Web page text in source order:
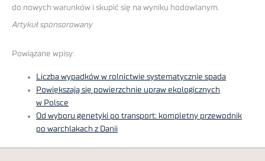
do nowych warunków i skupić się na wyniku hodowlanym.
Artykuł sponsorowany
Powiązane wpisy:
Liczba wypadków w rolnictwie systematycznie spada
Powiększają się powierzchnie upraw ekologicznych
w Polsce
Od wyboru genetyki po transport: kompletny przewodnik
po warchlakach z Danii